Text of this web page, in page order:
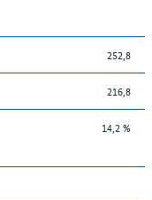
252,8
216,8
14,2 %